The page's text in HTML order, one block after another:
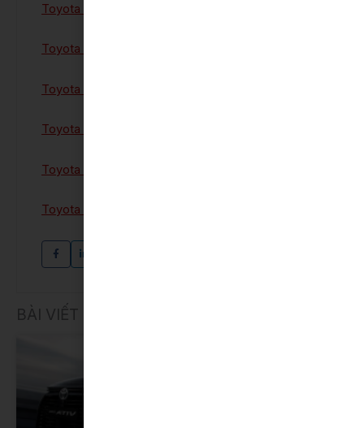
Toyota Yaris Cross
Toyota Innova Cross
Toyota Corolla Cross Hybrid
Toyota Camry Hybrid
Toyota Vios
Toyota Veloz
BÀI VIẾT LIÊN QUAN